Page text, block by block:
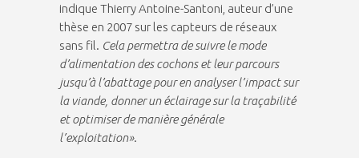
indique Thierry Antoine-Santoni, auteur d’une
thèse en 2007 sur les capteurs de réseaux
sans fil. Cela permettra de suivre le mode
d’alimentation des cochons et leur parcours
jusqu’à l’abattage pour en analyser l’impact sur
la viande, donner un éclairage sur la traçabilité
et optimiser de manière générale
l’exploitation».